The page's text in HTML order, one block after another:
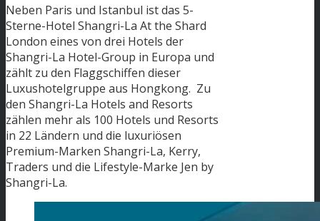
Neben Paris und Istanbul ist das 5-
Sterne-Hotel Shangri-La At the Shard
London eines von drei Hotels der
Shangri-La Hotel-Group in Europa und
zählt zu den Flaggschiffen dieser
Luxushotelgruppe aus Hongkong. Zu
den Shangri-La Hotels and Resorts
zählen mehr als 100 Hotels und Resorts
in 22 Ländern und die luxuriösen
Premium-Marken Shangri-La, Kerry,
Traders und die Lifestyle-Marke Jen by
Shangri-La.